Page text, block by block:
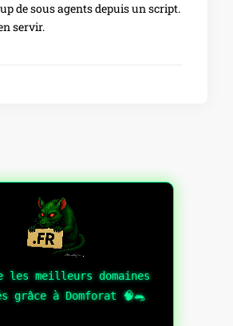
de sous agents depuis un script.
servir.
les meilleurs domaines
grâce à Domforat 🧠🐀